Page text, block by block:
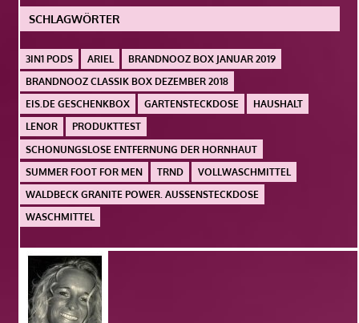
SCHLAGWÖRTER
3IN1 PODS ARIEL
BRANDNOOZ BOX JANUAR 2019
BRANDNOOZ CLASSIK BOX DEZEMBER 2018
EIS.DE GESCHENKBOX
GARTENSTECKDOSE
HAUSHALT
LENOR
PRODUKTTEST
SCHONUNGSLOSE ENTFERNUNG DER HORNHAUT
SUMMER FOOT FOR MEN
TRND
VOLLWASCHMITTEL
WALDBECK GRANITE POWER. AUSSENSTECKDOSE
WASCHMITTEL